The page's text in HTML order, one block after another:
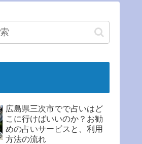
広島県三次市でで占いはど
こに行けばいいのか？お勧
めの占いサービスと、利用
方法の流れ